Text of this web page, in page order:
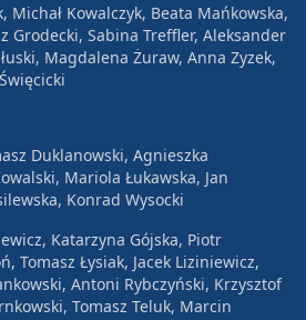
Michał Kowalczyk, Beata Mańkowska,
Grodecki, Sabina Treffler, Aleksander
Magdalena Żuraw, Anna Zyzek,
Duklanowski, Agnieszka
Mariola Łukawska, Jan
Konrad Wysocki
Katarzyna Gójska, Piotr
Tomasz Łysiak, Jacek Liziniewicz,
Antoni Rybczyński, Krzysztof
Tomasz Teluk, Marcin